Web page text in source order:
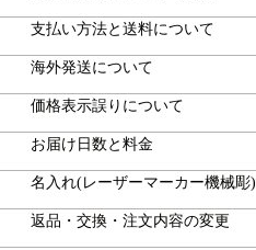
支払い方法と送料について
海外発送について
価格表示誤りについて
お届け日数と料金
名入れ(レーザーマーカー機械彫)
返品・交換・注文内容の変更